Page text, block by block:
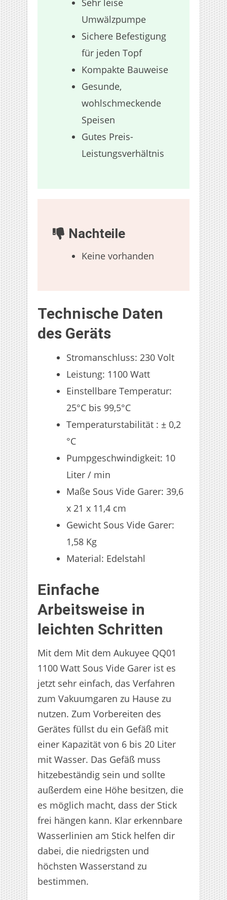
Sehr leise
Umwälzpumpe
Sichere Befestigung
für jeden Topf
Kompakte Bauweise
Gesunde,
wohlschmeckende
Speisen
Gutes Preis-
Leistungsverhältnis
Nachteile
Keine vorhanden
Technische Daten
des Geräts
Stromanschluss: 230 Volt
Leistung: 1100 Watt
Einstellbare Temperatur:
25°C bis 99,5°C
Temperaturstabilität : ± 0,2
°C
Pumpgeschwindigkeit: 10
Liter / min
Maße Sous Vide Garer: 39,6
x 21 x 11,4 cm
Gewicht Sous Vide Garer:
1,58 Kg
Material: Edelstahl
Einfache
Arbeitsweise in
leichten Schritten
Mit dem Mit dem Aukuyee QQ01
1100 Watt Sous Vide Garer ist es
jetzt sehr einfach, das Verfahren
zum Vakuumgaren zu Hause zu
nutzen. Zum Vorbereiten des
Gerätes füllst du ein Gefäß mit
einer Kapazität von 6 bis 20 Liter
mit Wasser. Das Gefäß muss
hitzebeständig sein und sollte
außerdem eine Höhe besitzen, die
es möglich macht, dass der Stick
frei hängen kann. Klar erkennbare
Wasserlinien am Stick helfen dir
dabei, die niedrigsten und
höchsten Wasserstand zu
bestimmen.